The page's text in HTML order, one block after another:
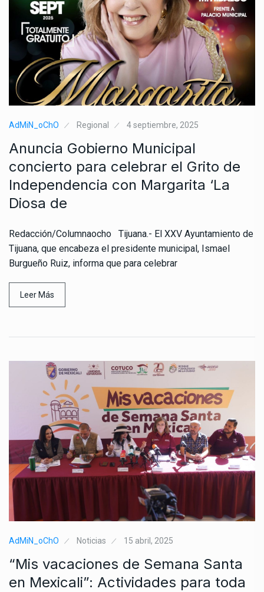
AdMiN_oChO Regional 4 septiembre, 2025
Anuncia Gobierno Municipal
concierto para celebrar el Grito de
Independencia con Margarita ‘La
Diosa de
Redacción/Columnaocho Tijuana.- El XXV Ayuntamiento de
Tijuana, que encabeza el presidente municipal, Ismael
Burgueño Ruiz, informa que para celebrar
Leer Más
AdMiN_oChO Noticias 15 abril, 2025
“Mis vacaciones de Semana Santa
en Mexicali”: Actividades para toda